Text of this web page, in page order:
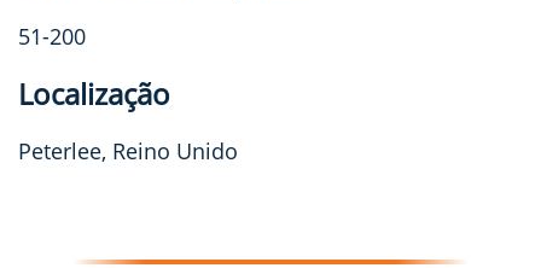
51-200
Localização
Peterlee, Reino Unido